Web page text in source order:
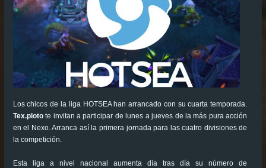
Los chicos de la liga HOTSEA han arrancado con su cuarta temporada.
Tex.plotote invitan a participar de lunes a jueves de la más pura acción
en el Nexo. Arranca así la primera jornada para las cuatro divisiones de
la competición.
Esta liga a nivel nacional aumenta día tras día su número de